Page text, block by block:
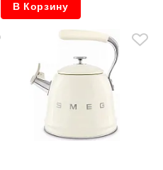
В Корзину